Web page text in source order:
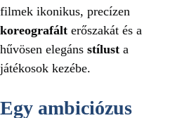
filmek ikonikus, precízen
koreografált erőszakát és a
hűvösen elegáns stílust a
játékosok kezébe.
Egy ambiciózus